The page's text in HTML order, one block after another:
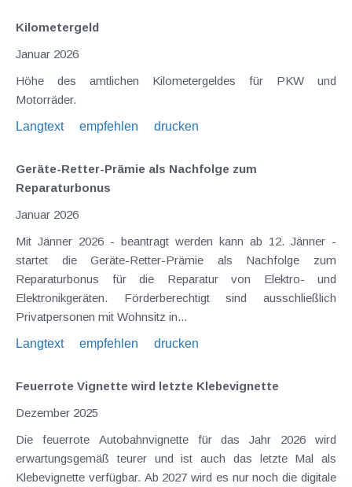
Kilometergeld
Januar 2026
Höhe des amtlichen Kilometergeldes für PKW und
Motorräder.
Langtext
empfehlen drucken
Geräte-Retter-Prämie als Nachfolge zum
Reparaturbonus
Januar 2026
Mit Jänner 2026 - beantragt werden kann ab 12. Jänner -
startet die Geräte-Retter-Prämie als Nachfolge zum
Reparaturbonus für die Reparatur von Elektro- und
Elektronikgeräten. Förderberechtigt sind ausschließlich
Privatpersonen mit Wohnsitz in...
Langtext
empfehlen drucken
Feuerrote Vignette wird letzte Klebevignette
Dezember 2025
Die feuerrote Autobahnvignette für das Jahr 2026 wird
erwartungsgemäß teurer und ist auch das letzte Mal als
Klebevignette verfügbar. Ab 2027 wird es nur noch die digitale